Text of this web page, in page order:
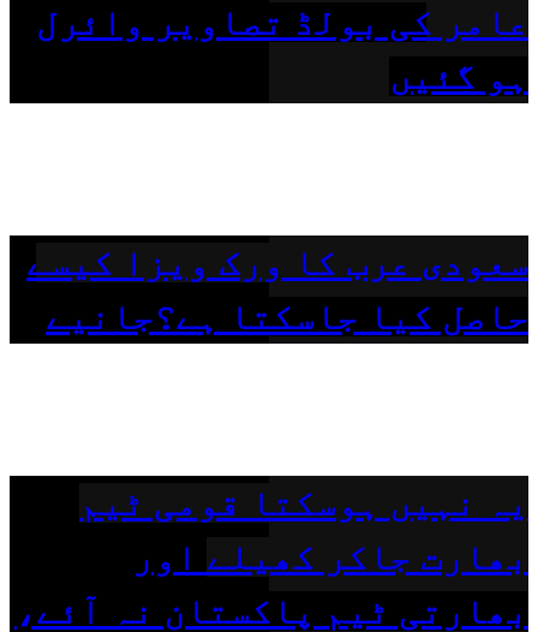
عامر کی بولڈ تصاویر وائرل
ہو گئیں
سعودی عرب کا ورک ویزا کیسے
حاصل کیا جاسکتا ہے؟جانیے
یہ نہیں ہوسکتا قومی ٹیم
بھارت جاکر کھیلے اور
بھارتی ٹیم پاکستان نہ آئے،